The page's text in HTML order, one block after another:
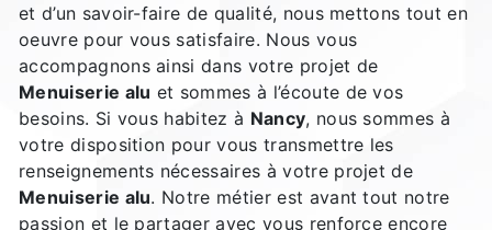
et d’un savoir-faire de qualité, nous mettons tout en
oeuvre pour vous satisfaire. Nous vous
accompagnons ainsi dans votre projet de
Menuiserie alu et sommes à l’écoute de vos
besoins. Si vous habitez à Nancy, nous sommes à
votre disposition pour vous transmettre les
renseignements nécessaires à votre projet de
Menuiserie alu. Notre métier est avant tout notre
passion et le partager avec vous renforce encore